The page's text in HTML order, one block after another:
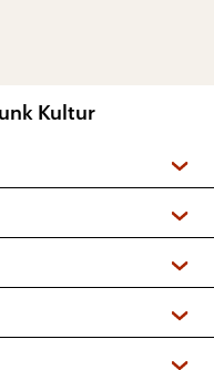
Kultur